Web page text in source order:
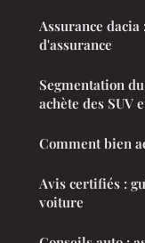
Assurance
d'assurance
Segmentation
achète des SUV
Comment bien
Avis certifiés :
voiture